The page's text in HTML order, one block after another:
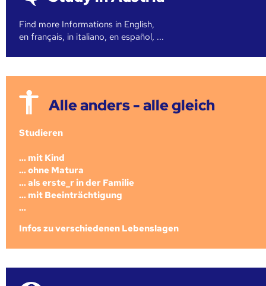
Find more Informations in English,
en français, in italiano, en español, ...
Alle anders - alle gleich
Studieren
... mit Kind
... ohne Matura
... als erste_r in der Familie
... mit Beeinträchtigung
...
Infos zu verschiedenen Lebenslagen